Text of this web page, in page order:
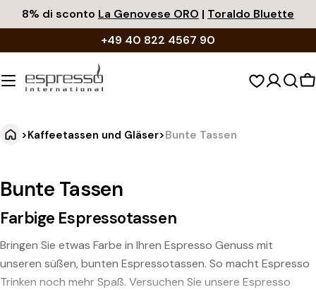
Inhalt
8% di sconto La Genovese ORO | Toraldo Bluette
+49 40 822 4567 90
>Kaffeetassen und Gläser>Bunte Tassen
Bunte Tassen
Farbige Espressotassen
Bringen Sie etwas Farbe in Ihren Espresso Genuss mit
unseren süßen, bunten Espressotassen. So macht Espresso
Trinken noch mehr Spaß. Versuchen Sie unsere Espresso